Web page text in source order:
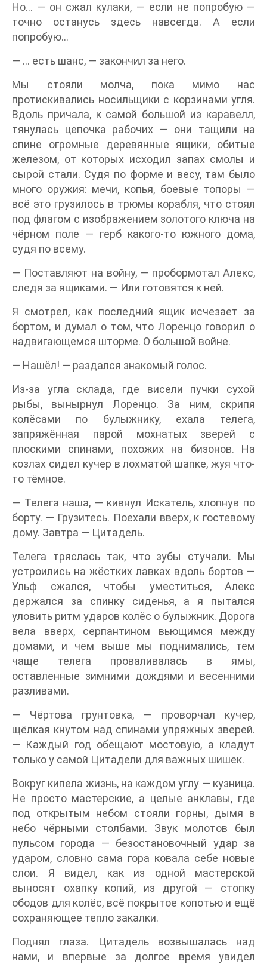
Но… — он сжал кулаки, — если не попробую —
точно останусь здесь навсегда. А если
попробую…
— … есть шанс, — закончил за него.
Мы стояли молча, пока мимо нас
протискивались носильщики с корзинами угля.
Вдоль причала, к самой большой из каравелл,
тянулась цепочка рабочих — они тащили на
спине огромные деревянные ящики, обитые
железом, от которых исходил запах смолы и
сырой стали. Судя по форме и весу, там было
много оружия: мечи, копья, боевые топоры —
всё это грузилось в трюмы корабля, что стоял
под флагом с изображением золотого ключа на
чёрном поле — герб какого-то южного дома,
судя по всему.
— Поставляют на войну, — пробормотал Алекс,
следя за ящиками. — Или готовятся к ней.
Я смотрел, как последний ящик исчезает за
бортом, и думал о том, что Лоренцо говорил о
надвигающемся шторме. О большой войне.
— Нашёл! — раздался знакомый голос.
Из-за угла склада, где висели пучки сухой
рыбы, вынырнул Лоренцо. За ним, скрипя
колёсами по булыжнику, ехала телега,
запряжённая парой мохнатых зверей с
плоскими спинами, похожих на бизонов. На
козлах сидел кучер в лохматой шапке, жуя что-
то тёмное.
— Телега наша, — кивнул Искатель, хлопнув по
борту. — Грузитесь. Поехали вверх, к гостевому
дому. Завтра — Цитадель.
Телега тряслась так, что зубы стучали. Мы
устроились на жёстких лавках вдоль бортов —
Ульф сжался, чтобы уместиться, Алекс
держался за спинку сиденья, а я пытался
уловить ритм ударов колёс о булыжник. Дорога
вела вверх, серпантином вьющимся между
домами, и чем выше мы поднимались, тем
чаще телега проваливалась в ямы,
оставленные зимними дождями и весенними
разливами.
— Чёртова грунтовка, — проворчал кучер,
щёлкая кнутом над спинами упряжных зверей.
— Каждый год обещают мостовую, а кладут
только у самой Цитадели для важных шишек.
Вокруг кипела жизнь, на каждом углу — кузница.
Не просто мастерские, а целые анклавы, где
под открытым небом стояли горны, дымя в
небо чёрными столбами. Звук молотов был
пульсом города — безостановочный удар за
ударом, словно сама гора ковала себе новые
слои. Я видел, как из одной мастерской
выносят охапку копий, из другой — стопку
ободов для колёс, всё покрытое копотью и ещё
сохраняющее тепло закалки.
Поднял глаза. Цитадель возвышалась над
нами, и впервые за долгое время увидел